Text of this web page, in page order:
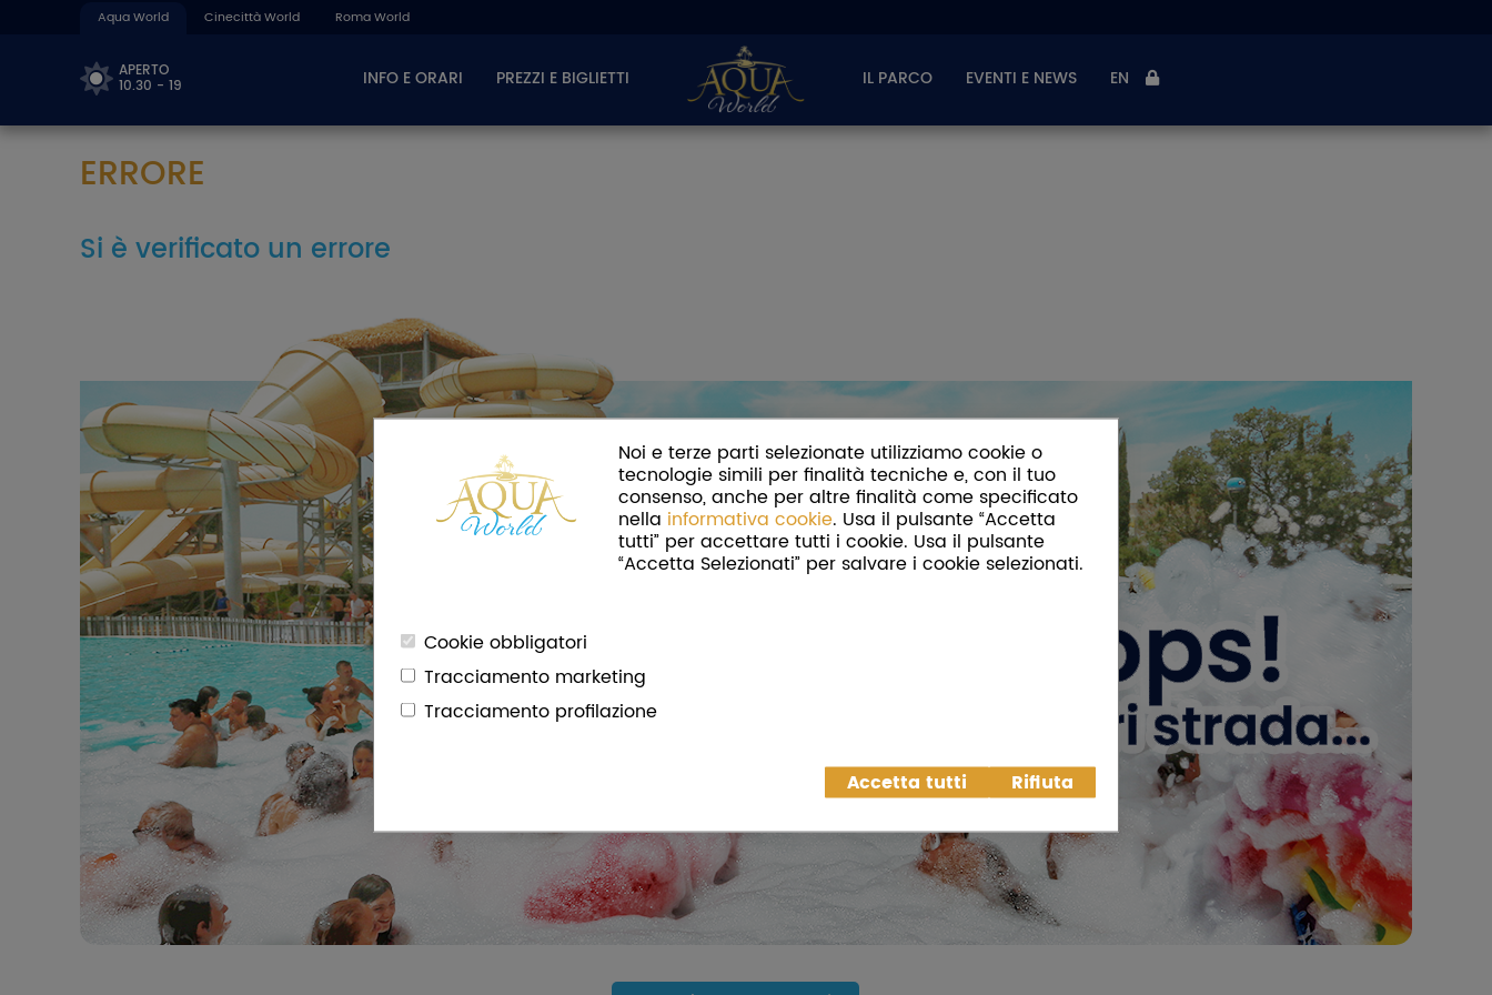
Noi e terze parti selezionate utilizziamo cookie o
tecnologie simili per finalità tecniche e, con il tuo
consenso, anche per altre finalità come specificato
nella informativa cookie. Usa il pulsante “Accetta
tutti” per accettare tutti i cookie. Usa il pulsante
“Accetta Selezionati” per salvare i cookie selezionati.
Cookie obbligatori
Tracciamento marketing
Tracciamento profilazione
Accetta tutti Rifiuta
Aqua World Cinecittà World Roma World
APERTO
10.30 - 19 INFO E ORARI PREZZI E BIGLIETTI IL PARCO EVENTI E NEWS EN
ERRORE
Si è verificato un errore